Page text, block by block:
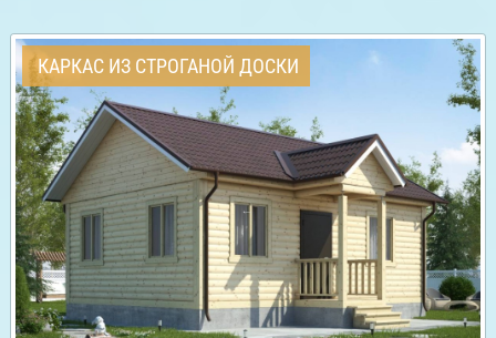
КАРКАС ИЗ СТРОГАНОЙ ДОСКИ